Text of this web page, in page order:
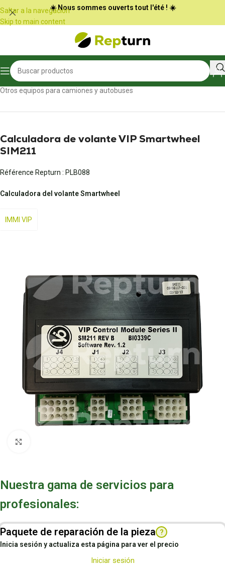
Panel de gestión de cookies
Saltar a la navegación
Skip to main content
☀️ Nous sommes ouverts tout l'été ! ☀️
Inicio/Camiones y autobuses
Otros equipos para camiones y autobuses
Calculadora de volante VIP Smartwheel
SIM211
Référence Repturn : PLB088
Calculadora del volante Smartwheel
IMMI VIP
Nuestra gama de servicios para
profesionales:
Paquete de reparación de la pieza ?
Inicia sesión y actualiza esta página para ver el precio
Iniciar sesión